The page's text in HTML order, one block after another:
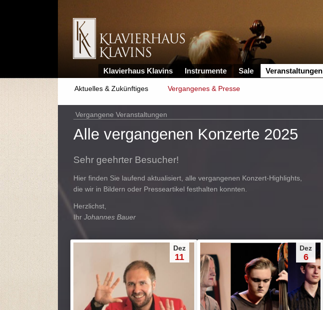
Klavierhaus Klavins Instrumente Sale Veranstaltungen
Aktuelles & Zukünftiges Vergangenes & Presse
Vergangene Veranstaltungen
Alle vergangenen Konzerte 2025
Sehr geehrter Besucher!
Hier finden Sie laufend aktualisiert, alle vergangenen Konzert-Highlights,
die wir in Bildern oder Presseartikel festhalten konnten.
Herzlichst,
IhrJohannes Bauer
Dez
11
Dez
6